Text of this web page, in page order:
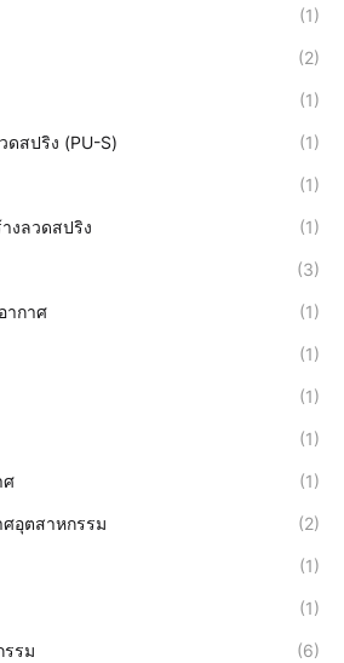
(1)
(2)
(1)
ดสปริง (PU-S) (1)
(1)
งลวดสปริง (1)
(3)
ากาศ (1)
(1)
(1)
(1)
ศ (1)
อุตสาหกรรม (2)
(1)
(1)
รม (6)